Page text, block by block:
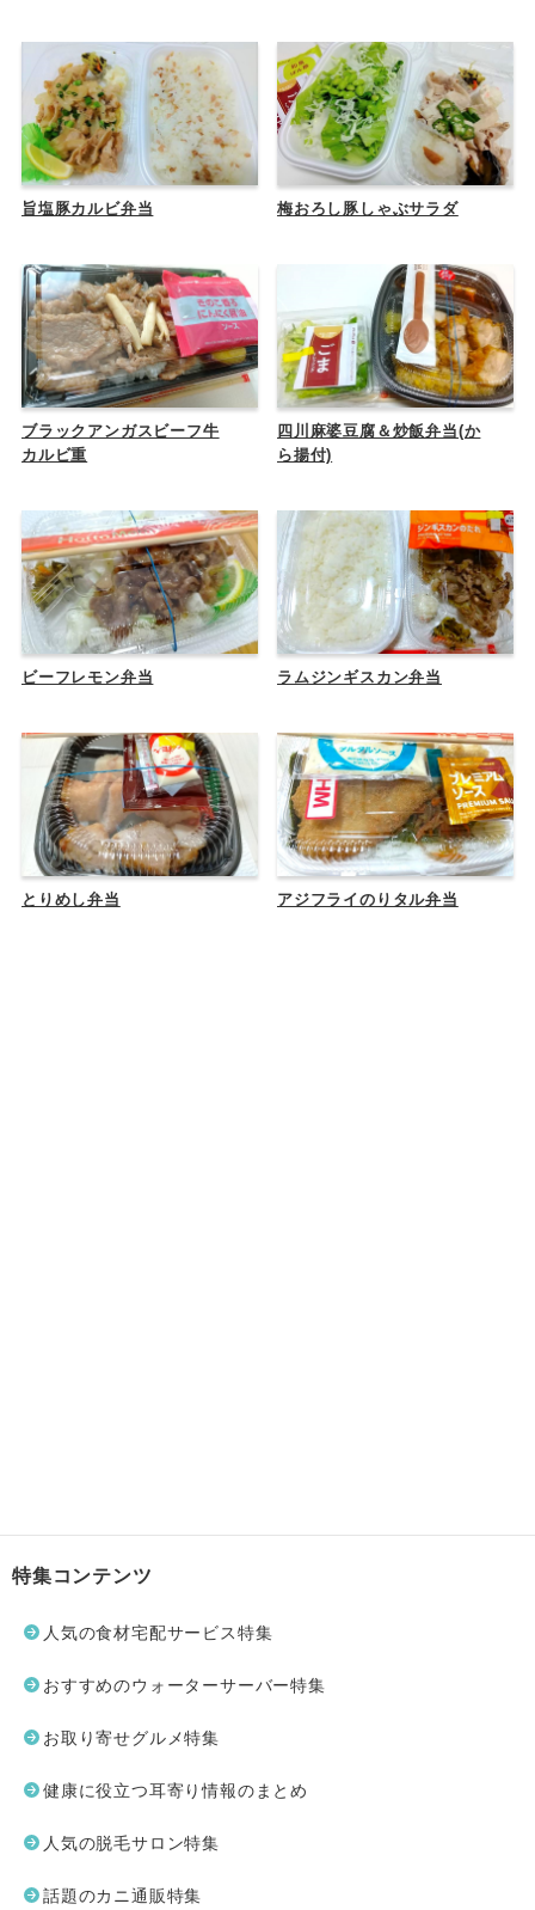
旨塩豚カルビ弁当 梅おろし豚しゃぶサラダ
ブラックアンガスビーフ牛
カルビ重
四川麻婆豆腐＆炒飯弁当(か
ら揚付)
ビーフレモン弁当 ラムジンギスカン弁当
とりめし弁当 アジフライのりタル弁当
特集コンテンツ
人気の食材宅配サービス特集
おすすめのウォーターサーバー特集
お取り寄せグルメ特集
健康に役立つ耳寄り情報のまとめ
人気の脱毛サロン特集
話題のカニ通販特集